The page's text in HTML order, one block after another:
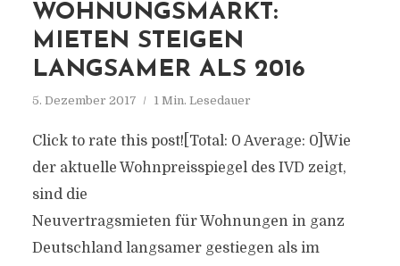
WOHNUNGSMARKT:
MIETEN STEIGEN
LANGSAMER ALS 2016
5. Dezember 2017 1 Min. Lesedauer
Click to rate this post![Total: 0 Average: 0]Wie
der aktuelle Wohnpreisspiegel des IVD zeigt,
sind die
Neuvertragsmieten für Wohnungen in ganz
Deutschland langsamer gestiegen als im